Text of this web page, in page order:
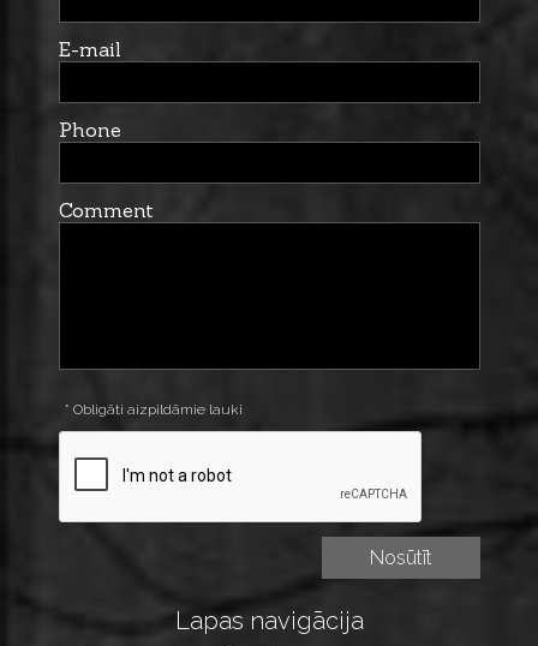
E-mail
Phone
Comment
* Obligāti aizpildāmie lauki
Lapas navigācija